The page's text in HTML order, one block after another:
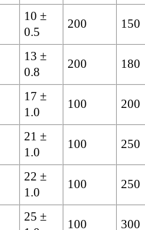
10 ±
0.5
200 150
13 ±
0.8
200 180
17 ±
1.0
100 200
21 ±
1.0
100 250
22 ±
1.0
100 250
25 ±
100 300